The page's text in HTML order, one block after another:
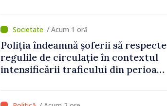
/ Acum 1 oră
Poliția îndeamnă șoferii să respecte
regulile de circulație în contextul
intensificării traficului din perioada